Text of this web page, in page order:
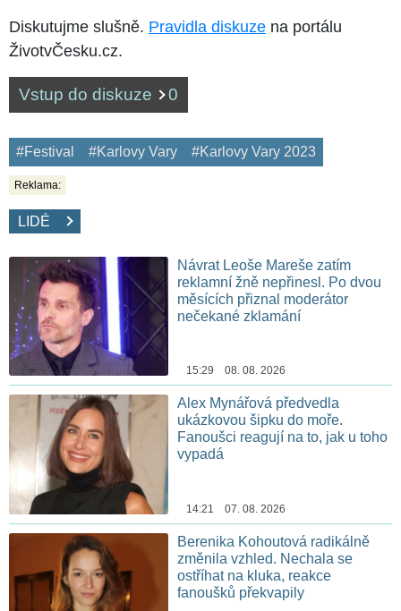
Diskutujme slušně. Pravidla diskuze na portálu
ŽivotvČesku.cz.
Vstup do diskuze 0
#Festival #Karlovy Vary #Karlovy Vary 2023
Reklama:
LIDÉ
Návrat Leoše Mareše zatím
reklamní žně nepřinesl. Po dvou
měsících přiznal moderátor
nečekané zklamání
15:29 08. 08. 2026
Alex Mynářová předvedla
ukázkovou šipku do moře.
Fanoušci reagují na to, jak u toho
vypadá
14:21 07. 08. 2026
Berenika Kohoutová radikálně
změnila vzhled. Nechala se
ostříhat na kluka, reakce
fanoušků překvapily